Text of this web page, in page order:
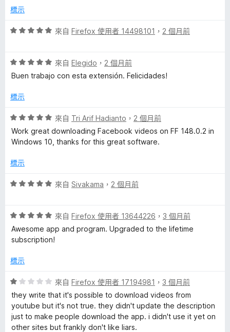
評
論
滿
5
標示
評
分
，
分
分
來自 Firefox 使用者 14498101 ， 2 個月前
評
價
分
滿
分
5
來自 Elegido ， 2 個月前
Buen trabajo con esta extensión. Felicidades!
標示
評
價
5
，
分
來自 Tri Arif Hadianto ， 2 個月前
Work great downloading Facebook videos on FF 148.0.2 in
Windows 10, thanks for this great software.
標示
評
分
，
滿
5
來自 Sivakama ， 2 個月前
評
價
5
，
分
5
來自 Firefox 使用者 13644226 ， 3 個月前
Awesome app and program. Upgraded to the lifetime
subscription!
標示
評
價
1
分
，
來自 Firefox 使用者 17194981 ， 3 個月前
they write that it's possible to download videos from
youtube but it's not true. they didn't update the description
just to make people download the app. i didn't use it yet on
other sites but frankly don't like liars.